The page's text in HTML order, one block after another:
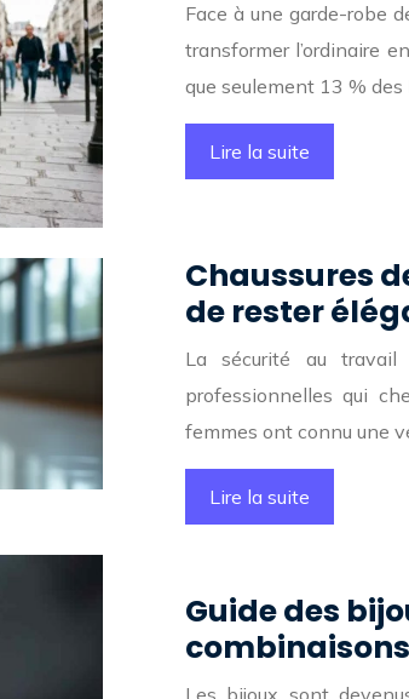
Face à une garde-robe
transformer l’ordinaire
que seulement 13 %
Lire la suite
Chaussures
de rester
La sécurité au
professionnelles qui
femmes ont connu une
Lire la suite
Guide des